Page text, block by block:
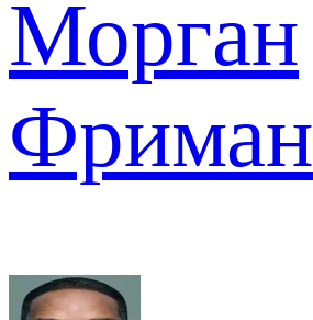
Морган
Фриман